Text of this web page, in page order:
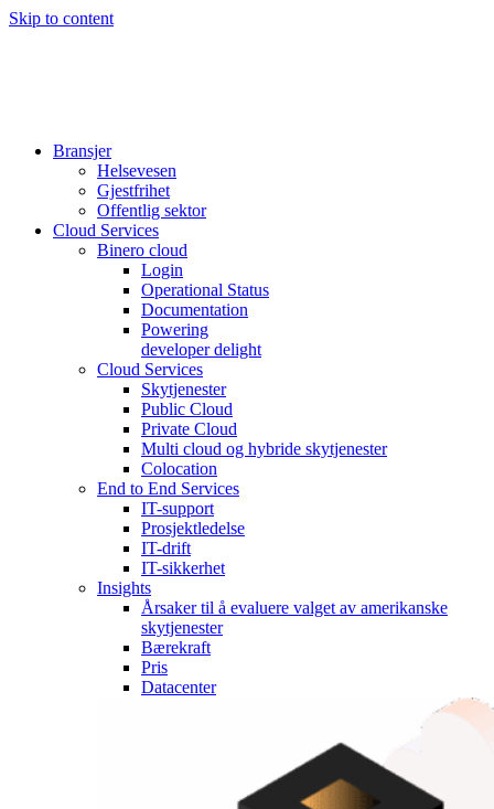
Skip to content
Bransjer
Helsevesen
Gjestfrihet
Offentlig sektor
Cloud Services
Binero cloud
Login
Operational Status
Documentation
Powering
developer delight
Cloud Services
Skytjenester
Public Cloud
Private Cloud
Multi cloud og hybride skytjenester
Colocation
End to End Services
IT-support
Prosjektledelse
IT-drift
IT-sikkerhet
Insights
Årsaker til å evaluere valget av amerikanske
skytjenester
Bærekraft
Pris
Datacenter